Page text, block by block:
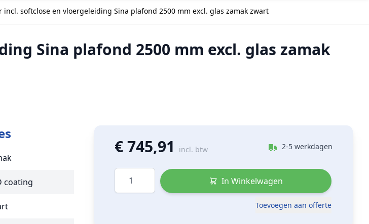
incl. softclose en vloergeleiding Sina plafond 2500 mm excl. glas zamak zwart
Sina plafond 2500 mm excl. glas zamak
coating
€ 745,91 incl. btw 2-5 werkdagen
Aantal
In Winkelwagen
Toevoegen aan offerte